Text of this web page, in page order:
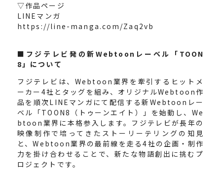
▽作品ページ
LINEマンガ
https://line-manga.com/Zaq2vb
■フジテレビ発の新Webtoonレーベル「TOON
8」について
フジテレビは、Webtoon業界を牽引するヒットメ
ーカー4社とタッグを組み、オリジナルWebtoon作
品を順次LINEマンガにて配信する新Webtoonレー
ベル「TOON8（トゥーンエイト）」を始動し、We
btoon業界に本格参入します。フジテレビが長年の
映像制作で培ってきたストーリーテリングの知見
と、Webtoon業界の最前線を走る4社の企画・制作
力を掛け合わせることで、新たな物語創出に挑むプ
ロジェクトです。